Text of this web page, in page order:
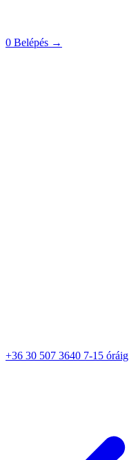
0 Belépés →
+36 30 507 3640 7-15 óráig